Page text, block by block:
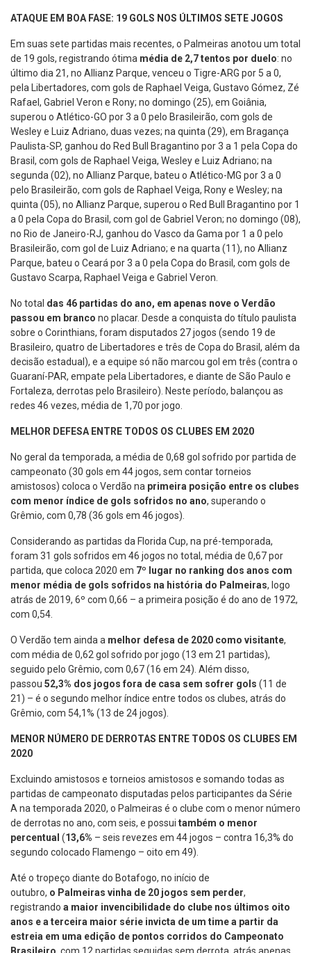
ATAQUE EM BOA FASE: 19 GOLS NOS ÚLTIMOS SETE JOGOS
Em suas sete partidas mais recentes, o Palmeiras anotou um total
de 19 gols, registrando ótima média de 2,7 tentos por duelo: no
último dia 21, no Allianz Parque, venceu o Tigre-ARG por 5 a 0,
pela Libertadores, com gols de Raphael Veiga, Gustavo Gómez, Zé
Rafael, Gabriel Veron e Rony; no domingo (25), em Goiânia,
superou o Atlético-GO por 3 a 0 pelo Brasileirão, com gols de
Wesley e Luiz Adriano, duas vezes; na quinta (29), em Bragança
Paulista-SP, ganhou do Red Bull Bragantino por 3 a 1 pela Copa do
Brasil, com gols de Raphael Veiga, Wesley e Luiz Adriano; na
segunda (02), no Allianz Parque, bateu o Atlético-MG por 3 a 0
pelo Brasileirão, com gols de Raphael Veiga, Rony e Wesley; na
quinta (05), no Allianz Parque, superou o Red Bull Bragantino por 1
a 0 pela Copa do Brasil, com gol de Gabriel Veron; no domingo (08),
no Rio de Janeiro-RJ, ganhou do Vasco da Gama por 1 a 0 pelo
Brasileirão, com gol de Luiz Adriano; e na quarta (11), no Allianz
Parque, bateu o Ceará por 3 a 0 pela Copa do Brasil, com gols de
Gustavo Scarpa, Raphael Veiga e Gabriel Veron.
No total das 46 partidas do ano, em apenas nove o Verdão
passou em branco no placar. Desde a conquista do título paulista
sobre o Corinthians, foram disputados 27 jogos (sendo 19 de
Brasileiro, quatro de Libertadores e três de Copa do Brasil, além da
decisão estadual), e a equipe só não marcou gol em três (contra o
Guaraní-PAR, empate pela Libertadores, e diante de São Paulo e
Fortaleza, derrotas pelo Brasileiro). Neste período, balançou as
redes 46 vezes, média de 1,70 por jogo.
MELHOR DEFESA ENTRE TODOS OS CLUBES EM 2020
No geral da temporada, a média de 0,68 gol sofrido por partida de
campeonato (30 gols em 44 jogos, sem contar torneios
amistosos) coloca o Verdão na primeira posição entre os clubes
com menor índice de gols sofridos no ano, superando o
Grêmio, com 0,78 (36 gols em 46 jogos).
Considerando as partidas da Florida Cup, na pré-temporada,
foram 31 gols sofridos em 46 jogos no total, média de 0,67 por
partida, que coloca 2020 em 7º lugar no ranking dos anos com
menor média de gols sofridos na história do Palmeiras, logo
atrás de 2019, 6º com 0,66 – a primeira posição é do ano de 1972,
com 0,54.
O Verdão tem ainda a melhor defesa de 2020 como visitante,
com média de 0,62 gol sofrido por jogo (13 em 21 partidas),
seguido pelo Grêmio, com 0,67 (16 em 24). Além disso,
passou 52,3% dos jogos fora de casa sem sofrer gols (11 de
21) – é o segundo melhor índice entre todos os clubes, atrás do
Grêmio, com 54,1% (13 de 24 jogos).
MENOR NÚMERO DE DERROTAS ENTRE TODOS OS CLUBES EM
2020
Excluindo amistosos e torneios amistosos e somando todas as
partidas de campeonato disputadas pelos participantes da Série
A na temporada 2020, o Palmeiras é o clube com o menor número
de derrotas no ano, com seis, e possui também o menor
percentual (13,6% – seis revezes em 44 jogos – contra 16,3% do
segundo colocado Flamengo – oito em 49).
Até o tropeço diante do Botafogo, no início de
outubro, o Palmeiras vinha de 20 jogos sem perder,
registrando a maior invencibilidade do clube nos últimos oito
anos e a terceira maior série invicta de um time a partir da
estreia em uma edição de pontos corridos do Campeonato